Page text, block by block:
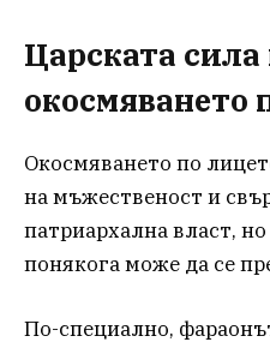
Царската сила
окосмяването
Окосмяването по
на мъжественост и
патриархална власт,
понякога може да се
По-специално,